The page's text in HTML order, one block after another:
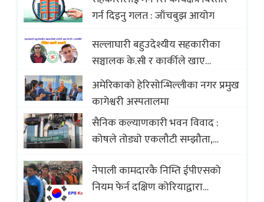
with Global Comparison to
Baklava
गर्न दिइनु गलत : जाँचबुझ आयोग
सल्लाघारी बहुउदेश्यीय सहकारीका
सञ्चालक के.सी र कार्कीले खाए
सदस्यको करोडौं बचत
अमेरिकाको हेरिसोन्भिल्लीका नगर प्रमुख
कागेश्वरी अस्पतालमा
सैनिक कल्याणकारी भवन विवाद :
कोषले तोड्यो एकलौटी सम्झौता,
(भिडियो)
नेपाली कामदारकै निम्ति ईपीएसको
नियम फेर्न दक्षिण कोरियाद्वारा